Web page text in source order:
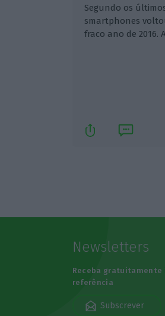
Segundo os
smartphones
fraco ano de 2016.
Newsletters
Receba gratuitamente
referência
Subscrever